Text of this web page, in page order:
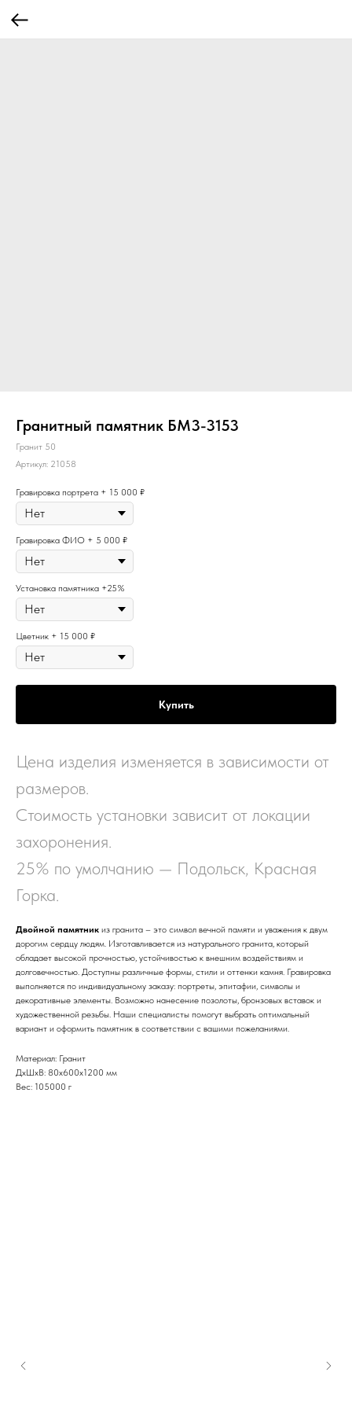
Гранитный памятник БМ3-3153
Гранит 50
Артикул: 21058
Гравировка портрета + 15 000 ₽
Гравировка ФИО + 5 000 ₽
Установка памятника +25%
Цветник + 15 000 ₽
Купить
Цена изделия изменяется в зависимости от
размеров.
Стоимость установки зависит от локации
захоронения.
25% по умолчанию — Подольск, Красная
Горка.
Двойной памятник из гранита – это символ вечной памяти и уважения к двум
дорогим сердцу людям. Изготавливается из натурального гранита, который
обладает высокой прочностью, устойчивостью к внешним воздействиям и
долговечностью. Доступны различные формы, стили и оттенки камня. Гравировка
выполняется по индивидуальному заказу: портреты, эпитафии, символы и
декоративные элементы. Возможно нанесение позолоты, бронзовых вставок и
художественной резьбы. Наши специалисты помогут выбрать оптимальный
вариант и оформить памятник в соответствии с вашими пожеланиями.
Материал: Гранит
ДxШxВ: 80x600x1200 мм
Вес: 105000 г